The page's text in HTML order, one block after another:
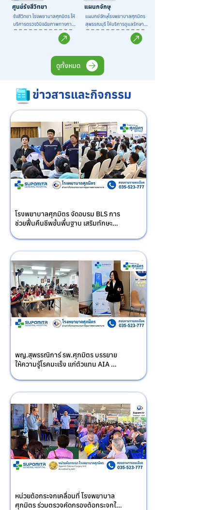
ตามสถานประกอบการ โรงเรียน
โรงงาน สำนักงาน หรือพื้นที่ที่จัด
ให้มีการตรวจสุขภาพของลูกค้า
ทั้งลูกค้าภาครัฐ และเอกชน
ศูนย์รังสีวิทยา
รังสีวิทยา โรงพยาบาลศุภมิตร ให้
บริการตรวจวินิจฉัยภาพทางการ
แพทย์ (Medical Diagnostic
Imaging) ด้วยเครื่องมือที่มี
ต้องและแม่นยำ ที่สามารถให้
บริการได้อย่างรวดเร็วและมี
พร้อมดูแลเด็กแรกเกิดไปจนถึง
วัยรุ่นไม่เกิน 15 ปีทุกวัน เพื่อให้
เจ้าตัวเล็กมีสุขภาพแข็งแรง
พัฒนาการดี เติบโตสมวัย
แผนกจักษุ
แผนกย์จักษุโรงพยาบาลศุภมิตร
สุพรรณบุรี ให้บริการดูแลรักษาที่
เกี่ยวกับตา ซึ่งอวัยวะที่ซับซ้อน
การตรวจวินิจฉัยโรคต่างๆ จึง
โดยทีมแพทย์ชำนาญการหลาก
หลายสาขา อาทิ จักษุแพทย์ด้าน
กระจกตา จักษุแพทย์ด้านจอ
ด้านเบ้าตาและศัลยกรรมตกแต่ง
ดูทั้งหมด
ข่าวสารและกิจกรรม
โรงพยาบาลศุภมิตร จัดอบรม BLS การ
ช่วยฟื้นคืนชีพขั้นพื้นฐาน เสริมทักษะ
พญ.สุพรรณิการ์ รพ.ศุภมิตร บรรยาย
ให้ความรู้โรคมะเร็ง แก่ตัวแทน AIA
หน่วยต้อกระจกเคลื่อนที่ โรงพยาบาล
ศุภมิตร ร่วมตรวจคัดกรองต้อกระจกใน